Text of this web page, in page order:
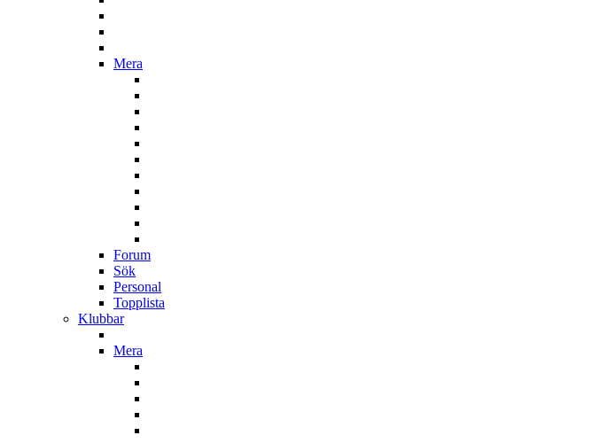
Mera
Forum
Sök
Personal
Topplista
Klubbar
Mera